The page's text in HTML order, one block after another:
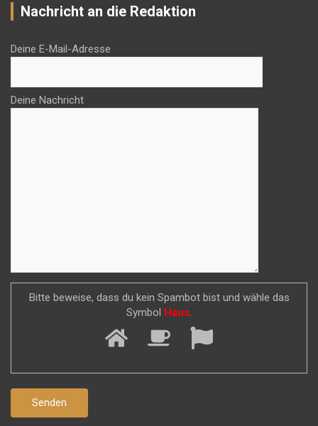
Nachricht an die Redaktion
Deine E-Mail-Adresse
Deine Nachricht
Bitte beweise, dass du kein Spambot bist und wähle das
Symbol
Haus.